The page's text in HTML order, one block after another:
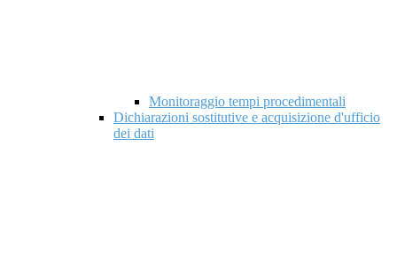
Monitoraggio tempi procedimentali
Dichiarazioni sostitutive e acquisizione d'ufficio
dei dati